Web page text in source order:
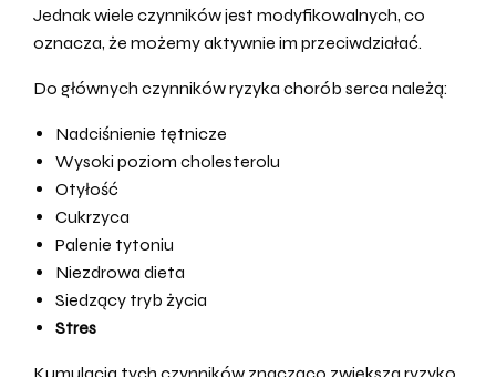
Jednak wiele czynników jest modyfikowalnych, co
oznacza, że możemy aktywnie im przeciwdziałać.
Do głównych czynników ryzyka chorób serca należą:
Nadciśnienie tętnicze
Wysoki poziom cholesterolu
Otyłość
Cukrzyca
Palenie tytoniu
Niezdrowa dieta
Siedzący tryb życia
Stres